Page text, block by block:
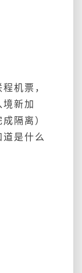
机票，
新加
隔离）
是什么